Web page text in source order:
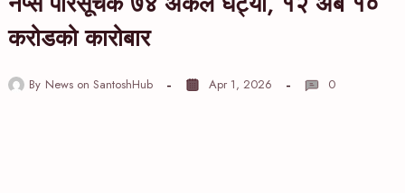
करोडको कारोबार
By News on SantoshHub Apr 1, 2026 0